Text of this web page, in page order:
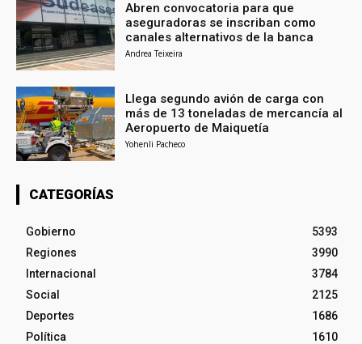
Abren convocatoria para que
aseguradoras se inscriban como
canales alternativos de la banca
Andrea Teixeira
Llega segundo avión de carga con
más de 13 toneladas de mercancía al
Aeropuerto de Maiquetía
Yohenli Pacheco
CATEGORÍAS
Gobierno
5393
Regiones
3990
Internacional
3784
Social
2125
Deportes
1686
Política
1610